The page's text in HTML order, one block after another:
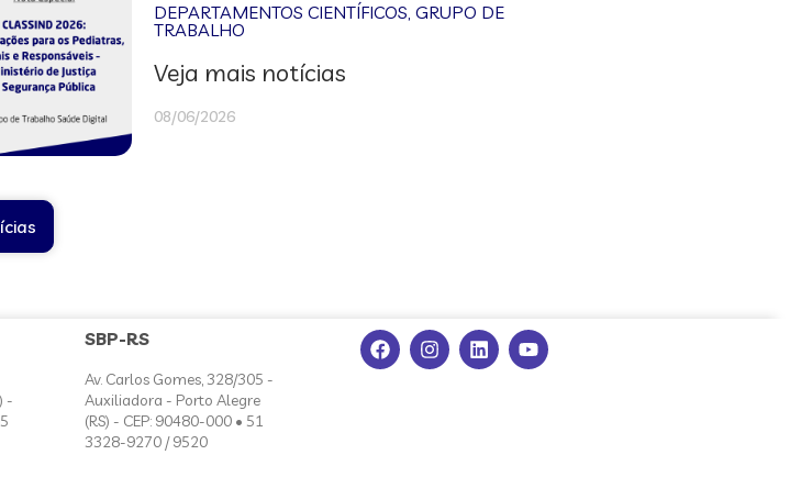
DEPARTAMENTOS CIENTÍFICOS,GRUPO DE
TRABALHO
Veja mais notícias
08/06/2026
-
SBP-RS
Av. Carlos Gomes, 328/305 -
Auxiliadora - Porto Alegre
(RS) - CEP: 90480-000 • 51
3328-9270 / 9520